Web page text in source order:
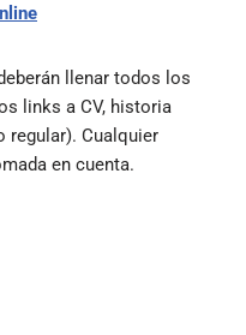
llenar todos los
links a CV, historia
regular). Cualquier
en cuenta.